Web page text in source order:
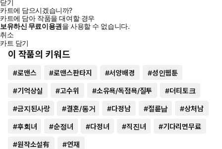
닫기
카트에 담으시겠습니까?
카트에 담아 작품을 대여할 경우
보유하신 무료이용권을 사용할 수 없습니다.
취소
카트 담기
이 작품의 키워드
#로맨스 #로맨스판타지 #서양배경 #성인웹툰
#기억상실 #고수위 #소유욕/독점욕/질투 #더티토크
#금지된사랑 #결혼/동거 #다정남 #절륜남 #상처남
#후회녀 #순정녀 #다정녀 #직진녀 #기다리면무료
#원작소설有 #연재